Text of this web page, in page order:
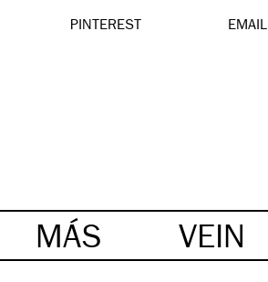
PINTEREST EMAIL
MÁS VEIN